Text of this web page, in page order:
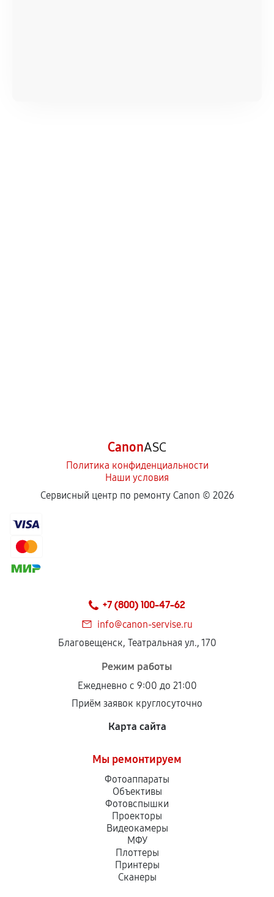
CanonASC
Политика конфиденциальности
Наши условия
Сервисный центр по ремонту Canon © 2026
+7 (800) 100-47-62
info@canon-servise.ru
Благовещенск, Театральная ул., 170
Режим работы
Ежедневно с 9:00 до 21:00
Приём заявок круглосуточно
Карта сайта
Мы ремонтируем
Фотоаппараты
Объективы
Фотовспышки
Проекторы
Видеокамеры
МФУ
Плоттеры
Принтеры
Сканеры